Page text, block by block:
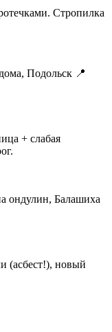
Стропилка
📍
+ слабая
(асбест!), новый